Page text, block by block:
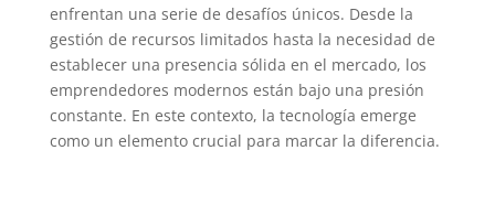
enfrentan una serie de desafíos únicos. Desde la
gestión de recursos limitados hasta la necesidad de
establecer una presencia sólida en el mercado, los
emprendedores modernos están bajo una presión
constante. En este contexto, la tecnología emerge
como un elemento crucial para marcar la diferencia.